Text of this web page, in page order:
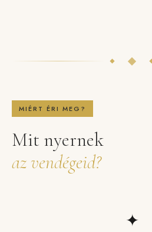
MIÉRT ÉRI MEG?
Mit nyernek
az vendégeid?
✦